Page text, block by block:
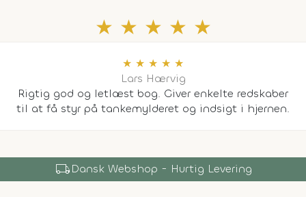
★ ★ ★ ★ ★
★ ★ ★ ★ ★
Lars Hærvig
Rigtig god og letlæst bog. Giver enkelte redskaber
til at få styr på tankemylderet og indsigt i hjernen.
local_shippingDansk Webshop - Hurtig Levering